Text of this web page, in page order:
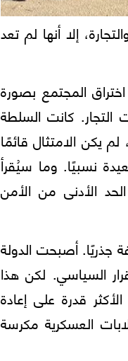
إلا أنها لم تعد
المجتمع بصورة
التجار. كانت السلطة
يكن الامتثال قائمًا
نسبيًا. وما سيُقرأ
الأدنى من الأمن
جذريًا. أصبحت الدولة
السياسي. لكن هذا
قدرة على إعادة
من الانقلابات العسكرية مكرسة